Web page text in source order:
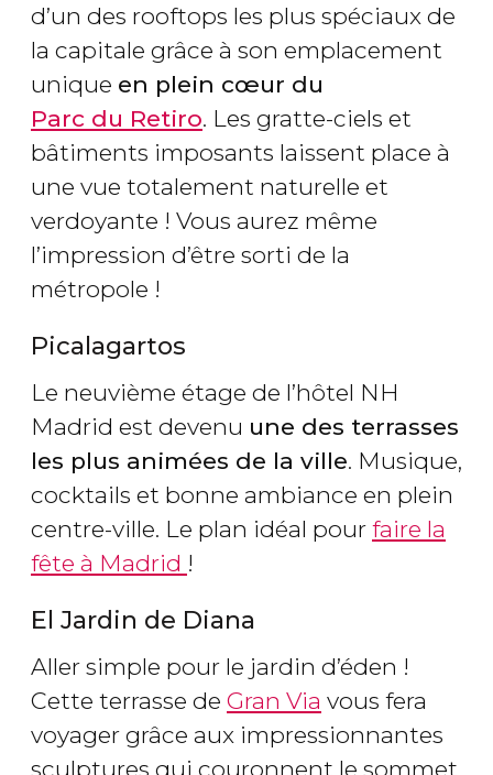
d’un des rooftops les plus spéciaux de
la capitale grâce à son emplacement
unique en plein cœur du
Parc du Retiro. Les gratte-ciels et
bâtiments imposants laissent place à
une vue totalement naturelle et
verdoyante ! Vous aurez même
l’impression d’être sorti de la
métropole !
Picalagartos
Le neuvième étage de l’hôtel NH
Madrid est devenu une des terrasses
les plus animées de la ville. Musique,
cocktails et bonne ambiance en plein
centre-ville. Le plan idéal pour faire la
fête à Madrid !
El Jardin de Diana
Aller simple pour le jardin d’éden !
Cette terrasse de Gran Via vous fera
voyager grâce aux impressionnantes
sculptures qui couronnent le sommet